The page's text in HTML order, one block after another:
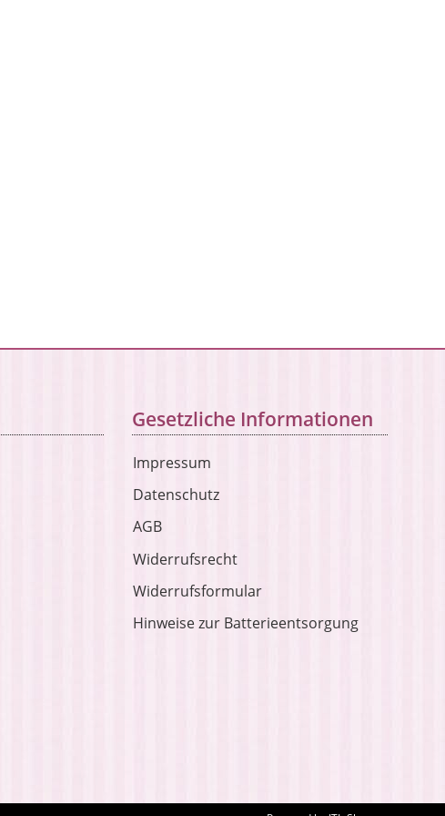
Gesetzliche Informationen
Impressum
Datenschutz
AGB
Widerrufsrecht
Widerrufsformular
Hinweise zur Batterieentsorgung